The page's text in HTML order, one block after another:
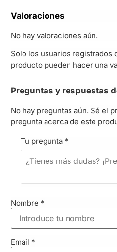
Valoraciones
No hay valoraciones aún.
Solo los usuarios registrados
producto pueden hacer una
Preguntas y respuestas
No hay preguntas aún. Sé el
pregunta acerca de este
Tu pregunta *
Nombre *
Email *